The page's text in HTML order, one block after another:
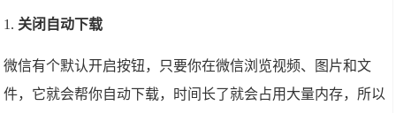
1. 关闭自动下载
微信有个默认开启按钮，只要你在微信浏览视频、图片和文
件，它就会帮你自动下载，时间长了就会占用大量内存，所以